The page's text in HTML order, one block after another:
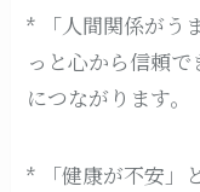
* 「人間関係がう
っと心から信頼
につながります。
* 「健康が不安」